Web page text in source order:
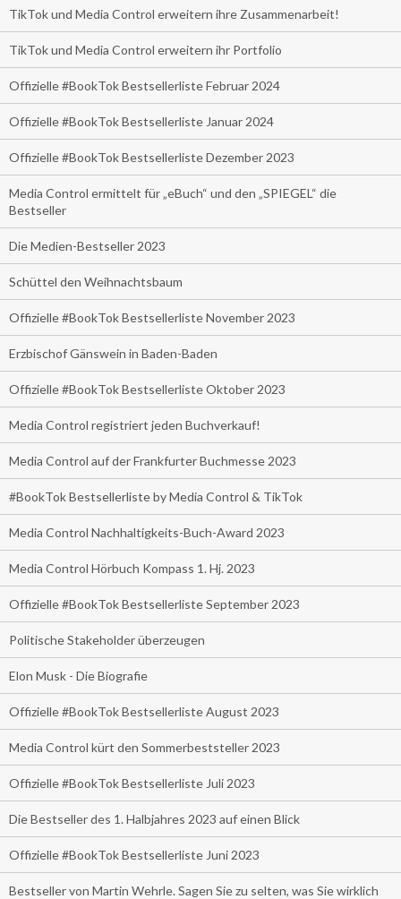
TikTok und Media Control erweitern ihre Zusammenarbeit!
TikTok und Media Control erweitern ihr Portfolio
Offizielle #BookTok Bestsellerliste Februar 2024
Offizielle #BookTok Bestsellerliste Januar 2024
Offizielle #BookTok Bestsellerliste Dezember 2023
Media Control ermittelt für „eBuch“ und den „SPIEGEL“ die
Bestseller
Die Medien-Bestseller 2023
Schüttel den Weihnachtsbaum
Offizielle #BookTok Bestsellerliste November 2023
Erzbischof Gänswein in Baden-Baden
Offizielle #BookTok Bestsellerliste Oktober 2023
Media Control registriert jeden Buchverkauf!
Media Control auf der Frankfurter Buchmesse 2023
#BookTok Bestsellerliste by Media Control & TikTok
Media Control Nachhaltigkeits-Buch-Award 2023
Media Control Hörbuch Kompass 1. Hj. 2023
Offizielle #BookTok Bestsellerliste September 2023
Politische Stakeholder überzeugen
Elon Musk - Die Biografie
Offizielle #BookTok Bestsellerliste August 2023
Media Control kürt den Sommerbeststeller 2023
Offizielle #BookTok Bestsellerliste Juli 2023
Die Bestseller des 1. Halbjahres 2023 auf einen Blick
Offizielle #BookTok Bestsellerliste Juni 2023
Bestseller von Martin Wehrle. Sagen Sie zu selten, was Sie wirklich